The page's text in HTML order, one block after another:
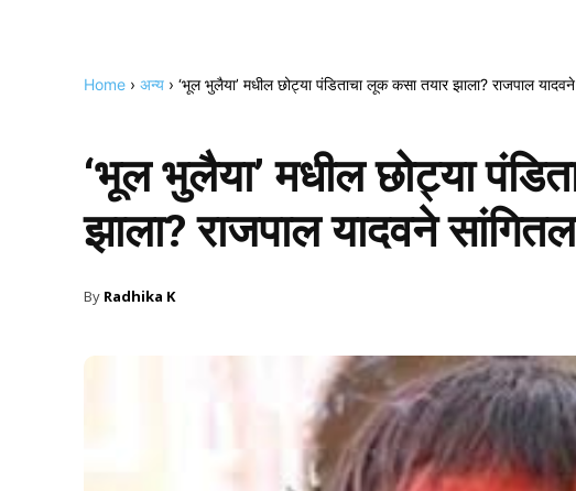
Home › अन्य › ‘भूल भुलैया’ मधील छोट्या पंडिताचा लूक कसा तयार झाला? राजपाल
‘भूल भुलैया’ मधील छोट्या
झाला? राजपाल यादवने
By Radhika K